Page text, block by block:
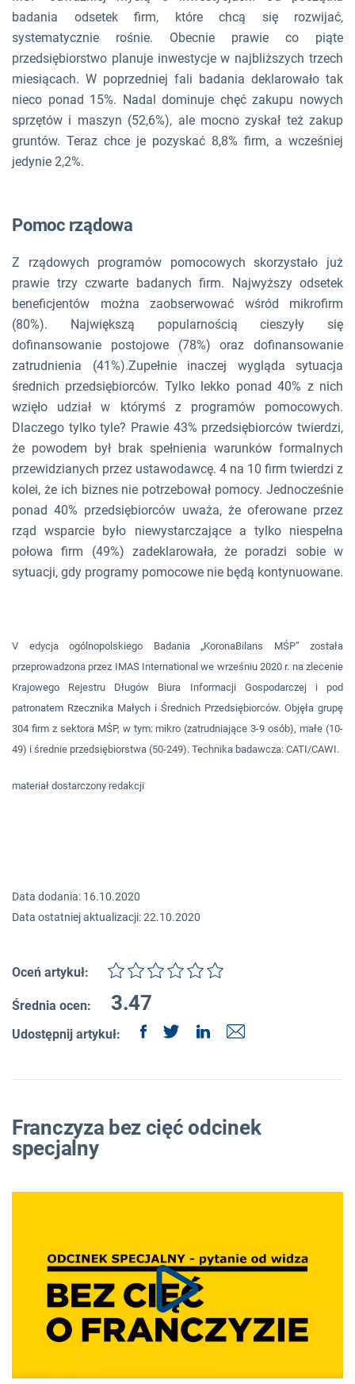
badania odsetek firm, które chcą się rozwijać,
systematycznie rośnie. Obecnie prawie co piąte
przedsiębiorstwo planuje inwestycje w najbliższych trzech
miesiącach. W poprzedniej fali badania deklarowało tak
nieco ponad 15%. Nadal dominuje chęć zakupu nowych
sprzętów i maszyn (52,6%), ale mocno zyskał też zakup
gruntów. Teraz chce je pozyskać 8,8% firm, a wcześniej
jedynie 2,2%.
Pomoc rządowa
Z rządowych programów pomocowych skorzystało już
prawie trzy czwarte badanych firm. Najwyższy odsetek
beneficjentów można zaobserwować wśród mikrofirm
(80%). Największą popularnością cieszyły się
dofinansowanie postojowe (78%) oraz dofinansowanie
zatrudnienia (41%).Zupełnie inaczej wygląda sytuacja
średnich przedsiębiorców. Tylko lekko ponad 40% z nich
wzięło udział w którymś z programów pomocowych.
Dlaczego tylko tyle? Prawie 43% przedsiębiorców twierdzi,
że powodem był brak spełnienia warunków formalnych
przewidzianych przez ustawodawcę. 4 na 10 firm twierdzi z
kolei, że ich biznes nie potrzebował pomocy. Jednocześnie
ponad 40% przedsiębiorców uważa, że oferowane przez
rząd wsparcie było niewystarczające a tylko niespełna
połowa firm (49%) zadeklarowała, że poradzi sobie w
sytuacji, gdy programy pomocowe nie będą kontynuowane.
V edycja ogólnopolskiego Badania „KoronaBilans MŚP” została
przeprowadzona przez IMAS International we wrześniu 2020 r. na zlecenie
Krajowego Rejestru Długów Biura Informacji Gospodarczej i pod
patronatem Rzecznika Małych i Średnich Przedsiębiorców. Objęła grupę
304 firm z sektora MŚP, w tym: mikro (zatrudniające 3-9 osób), małe (10-
49) i średnie przedsiębiorstwa (50-249). Technika badawcza: CATI/CAWI.
materiał dostarczony redakcji
Data dodania: 16.10.2020
Data ostatniej aktualizacji: 22.10.2020
Oceń artykuł:
Średnia ocen: 3.47
Udostępnij artykuł:
Franczyza bez cięć odcinek
specjalny